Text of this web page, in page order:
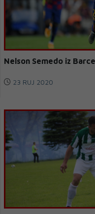
Nelson Semedo iz
23 RUJ 2020